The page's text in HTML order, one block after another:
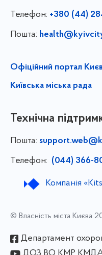
Телефон: +380 (44)
Пошта:
Офіційний портал
Київська міська рада
Технічна
Пошта:
Телефон: (044) 366-
Компанія
© Власність міста Києва
Департамент
ДОЗ ВО КМР